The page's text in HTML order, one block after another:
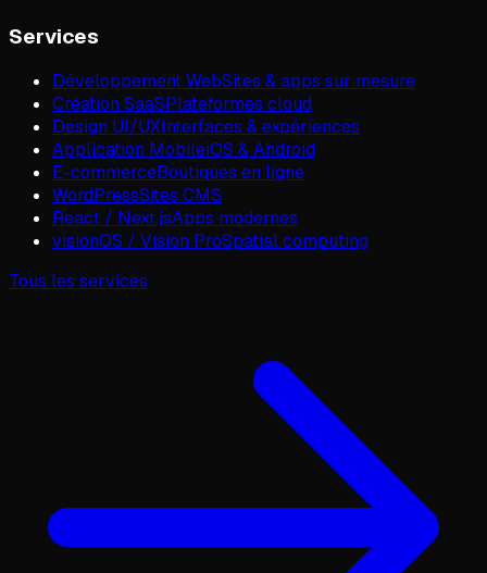
Services
Développement WebSites & apps sur mesure
Création SaaSPlateformes cloud
Design UI/UXInterfaces & expériences
Application MobileiOS & Android
E-commerceBoutiques en ligne
WordPressSites CMS
React / Next.jsApps modernes
visionOS / Vision ProSpatial computing
Tous les services